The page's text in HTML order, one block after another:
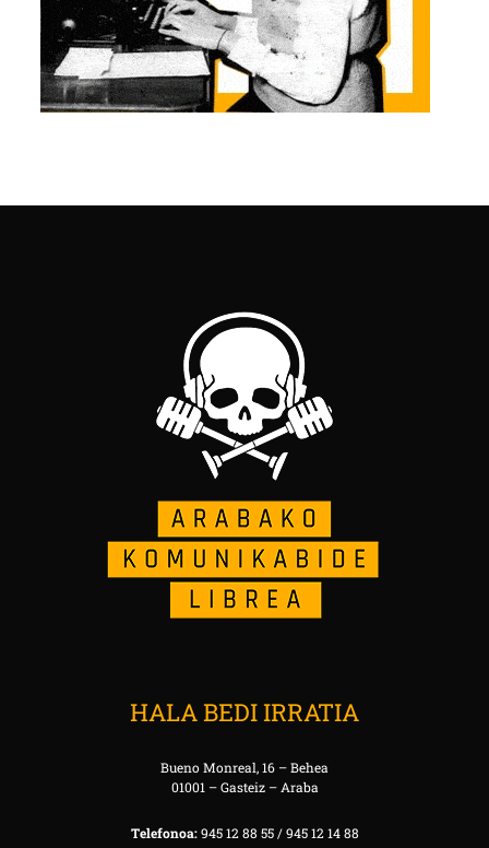
HALA BEDI IRRATIA
Bueno Monreal, 16 – Behea
01001 – Gasteiz – Araba
Telefonoa:945 12 88 55 / 945 12 14 88